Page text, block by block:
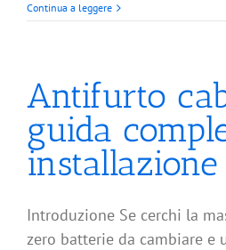
Continua a leggere
Antifurto
guida
installazione
Introduzione Se cerchi la
zero batterie da cambiare e